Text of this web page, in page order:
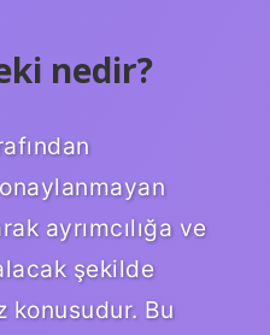
nedir?
ayrımcılığa ve
şekilde
konusudur. Bu